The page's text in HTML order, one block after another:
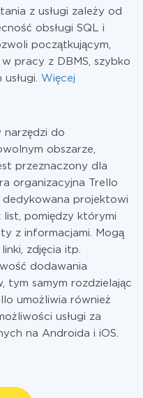
z usługi zależy od
obsługi SQL i
początkującym,
pracy z DBMS, szybko
Więcej
narzędzi do
obszarze,
przeznaczony dla
organizacyjna Trello
dedykowana projektowi
list, pomiędzy którymi
z informacjami. Mogą
zdjęcia itp.
dodawania
tym samym rozdzielając
umożliwia również
usługi za
na Androida i iOS.